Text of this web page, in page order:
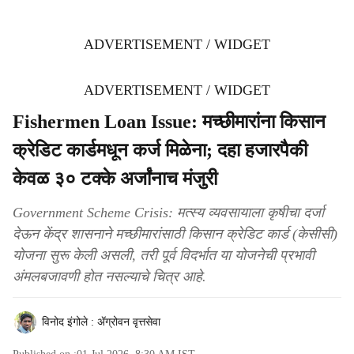
ADVERTISEMENT / WIDGET
ADVERTISEMENT / WIDGET
Fishermen Loan Issue: मच्छीमारांना किसान
क्रेडिट कार्डमधून कर्ज मिळेना; दहा हजारपैकी
केवळ ३० टक्के अर्जांनाच मंजुरी
Government Scheme Crisis: मत्स्य व्यवसायाला कृषीचा दर्जा
देऊन केंद्र शासनाने मच्छीमारांसाठी किसान क्रेडिट कार्ड (केसीसी)
योजना सुरू केली असली, तरी पूर्व विदर्भात या योजनेची प्रभावी
अंमलबजावणी होत नसल्याचे चित्र आहे.
विनोद इंगोले : ॲग्रोवन वृत्तसेवा